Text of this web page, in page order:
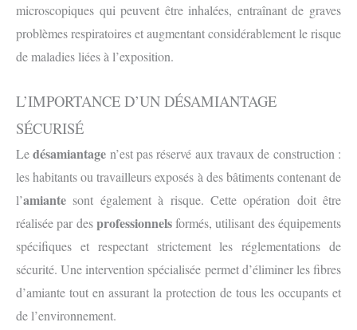
microscopiques qui peuvent être inhalées, entraînant de graves
problèmes respiratoires et augmentant considérablement le risque
de maladies liées à l’exposition.
L’IMPORTANCE D’UN DÉSAMIANTAGE
SÉCURISÉ
Ledésamiantage n’est pas réservé aux travaux de construction :
les habitants ou travailleurs exposés à des bâtiments contenant de
l’amiante sont également à risque. Cette opération doit être
réalisée par desprofessionnelsformés, utilisant des équipements
spécifiques et respectant strictement les réglementations de
sécurité. Une intervention spécialisée permet d’éliminer les fibres
d’amiante tout en assurant la protection de tous les occupants et
de l’environnement.